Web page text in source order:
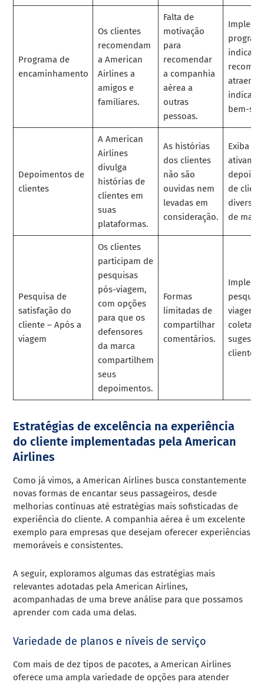
Programa de
encaminhamento
Os clientes
recomendam
a American
Airlines a
amigos e
familiares.
Falta de
motivação
para
recomendar
a companhia
aérea a
outras
pessoas.
bem-
Depoimentos de
clientes
A American
Airlines
divulga
histórias de
clientes em
suas
plataformas.
As histórias
dos clientes
não são
ouvidas nem
levadas em
consideração.
Exiba
de
diversos
de
Pesquisa de
satisfação do
cliente – Após a
viagem
Os clientes
participam de
pesquisas
pós-viagem,
com opções
para que os
defensores
da marca
compartilhem
seus
depoimentos.
Formas
limitadas de
compartilhar
comentários.
viagem
coletar
clientes.
Estratégias de excelência na experiência
do cliente implementadas pela American
Airlines
Como já vimos, a American Airlines busca constantemente
novas formas de encantar seus passageiros, desde
melhorias contínuas até estratégias mais sofisticadas de
experiência do cliente. A companhia aérea é um excelente
exemplo para empresas que desejam oferecer experiências
memoráveis e consistentes.
A seguir, exploramos algumas das estratégias mais
relevantes adotadas pela American Airlines,
acompanhadas de uma breve análise para que possamos
aprender com cada uma delas.
Variedade de planos e níveis de serviço
Com mais de dez tipos de pacotes, a American Airlines
oferece uma ampla variedade de opções para atender